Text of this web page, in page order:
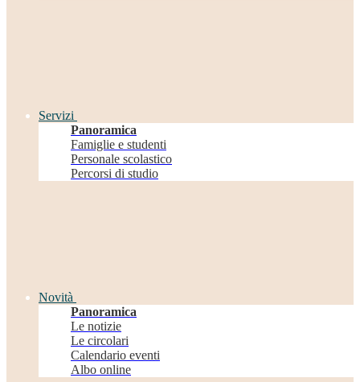
Servizi
Panoramica
Famiglie e studenti
Personale scolastico
Percorsi di studio
Novità
Panoramica
Le notizie
Le circolari
Calendario eventi
Albo online